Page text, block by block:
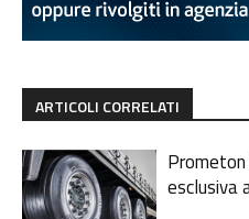
ARTICOLI CORRELATI
esclusiva